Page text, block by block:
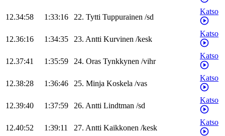
12.34:58 1:33:16 22. Tytti Tuppurainen /sd
Katso
12.36:16 1:34:35 23. Antti Kurvinen /kesk
Katso
12.37:41 1:35:59 24. Oras Tynkkynen /vihr
Katso
12.38:28 1:36:46 25. Minja Koskela /vas
Katso
12.39:40 1:37:59 26. Antti Lindtman /sd
Katso
12.40:52 1:39:11 27. Antti Kaikkonen /kesk
Katso